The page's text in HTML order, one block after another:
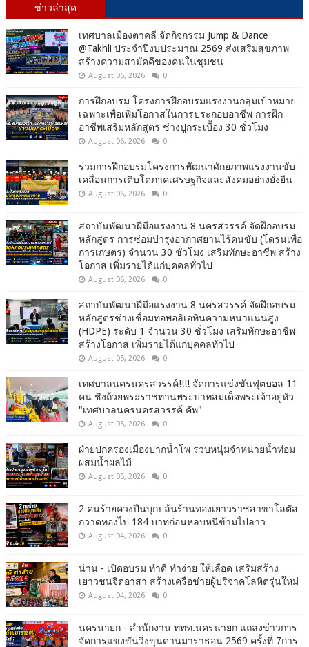
ข่าวล่าสุด
เทศบาลเมืองตาคลี จัดกิจกรรม Jump & Dance
@Takhli ประจำปีงบประมาณ 2569 ส่งเสริมสุขภาพ
สร้างความสามัคคีของคนในชุมชน
August 06, 2026 0
การฝึกอบรม โครงการฝึกอบรมแรงงานกลุ่มเป้าหมาย
เฉพาะเพื่อเพิ่มโอกาสในการประกอบอาชีพ การฝึก
อาชีพเสริมหลักสูตร ช่างปูกระเบื้อง 30 ชั่วโมง
August 06, 2026 0
ร่วมการฝึกอบรมโครงการพัฒนาศักยภาพแรงงานขับ
เคลื่อนการเติบโตภาคเศรษฐกิจและสังคมอย่างยั่งยืน
August 06, 2026 0
สถาบันพัฒนาฝีมือแรงงาน 8 นครสวรรค์ จัดฝึกอบรม
หลักสูตร การซ่อมบำรุงอากาศยานไร้คนขับ (โดรนเพื่อ
การเกษตร) จำนวน 30 ชั่วโมง เสริมทักษะอาชีพ สร้าง
โอกาส เพิ่มรายได้แก่บุคคลทั่วไป
August 06, 2026 0
สถาบันพัฒนาฝีมือแรงงาน 8 นครสวรรค์ จัดฝึกอบรม
หลักสูตรช่างเชื่อมท่อพอลิเอทินความหนาแน่นสูง
(HDPE) ระดับ 1 จำนวน 30 ชั่วโมง เสริมทักษะอาชีพ
สร้างโอกาส เพิ่มรายได้แก่บุคคลทั่วไป
August 05, 2026 0
เทศบาลนครนครสวรรค์!!!! จัดการแข่งขันฟุตบอล 11
คน ชิงถ้วยพระราชทานพระบาทสมเด็จพระเจ้าอยู่หัว
"เทศบาลนครนครสวรรค์ คัพ"
August 05, 2026 0
ฝ่ายปกครองเมืองปากน้ำโพ รวบหนุ่มจำหน่ายน้ำท่อม
ผสมน้ำผลไม้
August 05, 2026 0
2 คนร้ายควงปืนบุกปล้นร้านทองเยาวราชสาขาโลตัส
กวาดทองไป 184 บาทก่อนหลบหนีข้ามไปลาว
August 04, 2026 0
น่าน - เปิดอบรม ทำดี ทำง่าย ให้เลือด เสริมสร้าง
เยาวชนจิตอาสา สร้างเครือข่ายผู้บริจาคโลหิตรุ่นใหม่
August 04, 2026 0
นครนายก - สำนักงาน ททท.นครนายก แถลงข่าวการ
จัดการแข่งขันวิ่งขุนด่านมาราธอน 2569 ครั้งที่ 7การ